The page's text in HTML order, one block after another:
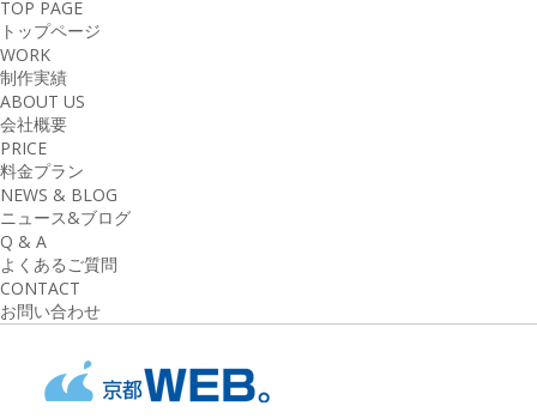
TOP PAGE
トップページ
WORK
制作実績
ABOUT US
会社概要
PRICE
料金プラン
NEWS & BLOG
ニュース&ブログ
Q & A
よくあるご質問
CONTACT
お問い合わせ